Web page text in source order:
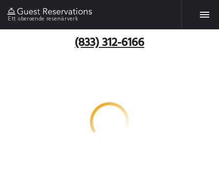
Ett oberoende resenärverk
(833) 312-6166